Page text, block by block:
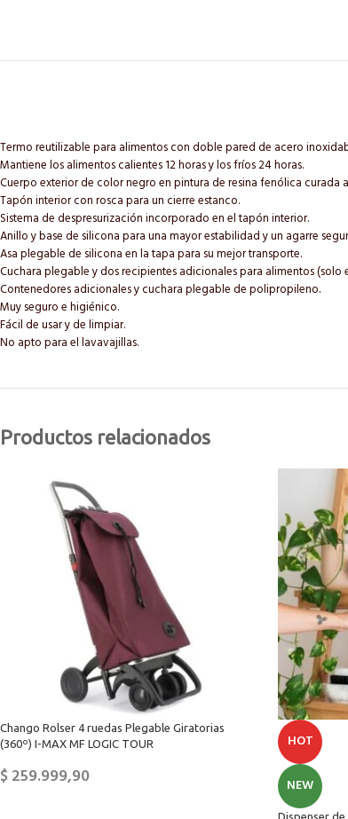
Termo reutilizable para alimentos con doble pared de acero
Mantiene los alimentos calientes 12 horas y los fríos 24 horas.
Cuerpo exterior de color negro en pintura de resina fenólica curada a
Tapón interior con rosca para un cierre estanco.
Sistema de despresurización incorporado en el tapón interior.
Anillo y base de silicona para una mayor estabilidad y un agarre
Asa plegable de silicona en la tapa para su mejor transporte.
Cuchara plegable y dos recipientes adicionales para alimentos
Contenedores adicionales y cuchara plegable de polipropileno.
Muy seguro e higiénico.
Fácil de usar y de limpiar.
No apto para el lavavajillas.
Productos relacionados
Chango Rolser 4 ruedas Plegable Giratorias
(360º) I-MAX MF LOGIC TOUR
$259.999,90
HOT
NEW
Dispenser